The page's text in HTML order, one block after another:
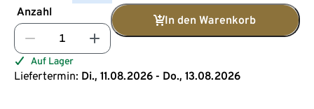
Anzahl
In den Warenkorb
Auf Lager
Liefertermin: Di., 11.08.2026 - Do., 13.08.2026